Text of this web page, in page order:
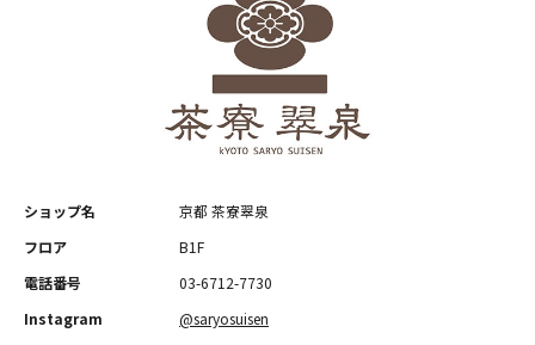
ショップ名
京都 茶寮翠泉
フロア
B1F
電話番号
03-6712-7730
Instagram
@saryosuisen